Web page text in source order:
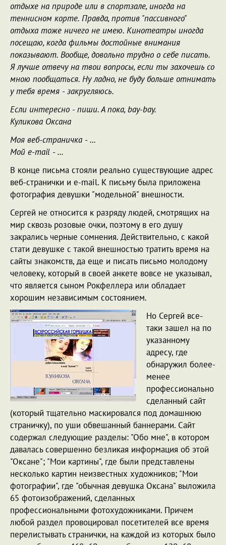
отдыхе на природе или в спортзале, иногда на
теннисном корте. Правда, против "пассивного"
отдыха тоже ничего не имею. Кинотеатры иногда
посещаю, когда фильмы достойные внимания
показывают. Вообще, довольно трудно о себе писать.
Я лучше отвечу на твои вопросы, если ты захочешь со
мною пообщаться. Ну ладно, не буду больше отнимать
у тебя время - закругляюсь.
Если интересно - пиши. А пока, bay-bay.
Куликова Оксана
Моя веб-страничка - ...
Мой e-mail - ...
В конце письма стояли реально существующие адрес
веб-странички и e-mail. К письму была приложена
фотография девушки "модельной" внешности.
Сергей не относится к разряду людей, смотрящих на
мир сквозь розовые очки, поэтому в его душу
закрались черные сомнения. Действительно, с какой
стати девушке с такой внешностью тратить время на
сайты знакомств, да еще и писать письмо молодому
человеку, который в своей анкете вовсе не указывал,
что является сыном Рокфеллера или обладает
хорошим независимым состоянием.
Но Сергей все-
таки зашел на по
указанному
адресу, где
обнаружил более-
менее
профессионально
сделанный сайт
(который тщательно маскировался под домашнюю
страничку), по уши обвешанный баннерами. Сайт
содержал следующие разделы: "Обо мне", в котором
давалась совершенно безликая информация об этой
"Оксане"; "Мои картины", где были представлены
несколько картин неизвестных художников; "Мои
фотографии", где "обычная девушка Оксана" выложила
65 фотоизображений, сделанных
профессиональными фотохудожниками. Причем
любой раздел провоцировал посетителей все время
перелистывать странички, на каждой из которых было